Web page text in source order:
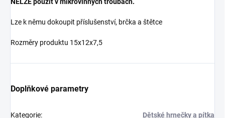
NELZE použít v mikrovlnných troubách.
Lze k němu dokoupit příslušenství, brčka a štětce
Rozměry produktu 15x12x7,5
Doplňkové parametry
Kategorie: Dětské hrnečky a pítka